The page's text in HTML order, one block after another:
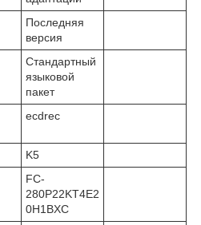
Последняя
версия
Стандартный
языковой
пакет
ecdrec
K5
FC-
280P22KT4E2
0H1BXC